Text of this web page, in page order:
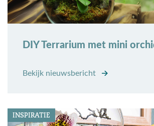
DIY Terrarium met mini
Bekijk nieuwsbericht
INSPIRATIE